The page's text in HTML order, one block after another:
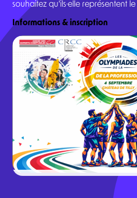
souhaitez qu'ils·elle représentent
Informations & inscription